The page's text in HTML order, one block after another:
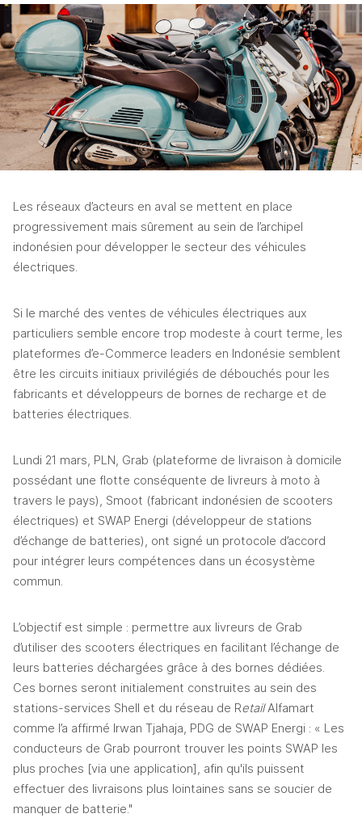
Les réseaux d’acteurs en aval se mettent en place
progressivement mais sûrement au sein de l’archipel
indonésien pour développer le secteur des véhicules
électriques.
Si le marché des ventes de véhicules électriques aux
particuliers semble encore trop modeste à court terme, les
plateformes d’e-Commerce leaders en Indonésie semblent
être les circuits initiaux privilégiés de débouchés pour les
fabricants et développeurs de bornes de recharge et de
batteries électriques.
Lundi 21 mars, PLN, Grab (plateforme de livraison à domicile
possédant une flotte conséquente de livreurs à moto à
travers le pays), Smoot (fabricant indonésien de scooters
électriques) et SWAP Energi (développeur de stations
d’échange de batteries), ont signé un protocole d’accord
pour intégrer leurs compétences dans un écosystème
commun.
L’objectif est simple : permettre aux livreurs de Grab
d’utiliser des scooters électriques en facilitant l’échange de
leurs batteries déchargées grâce à des bornes dédiées.
Ces bornes seront initialement construites au sein des
stations-services Shell et du réseau de Retail Alfamart
comme l’a affirmé Irwan Tjahaja, PDG de SWAP Energi : « Les
conducteurs de Grab pourront trouver les points SWAP les
plus proches [via une application], afin qu'ils puissent
effectuer des livraisons plus lointaines sans se soucier de
manquer de batterie."